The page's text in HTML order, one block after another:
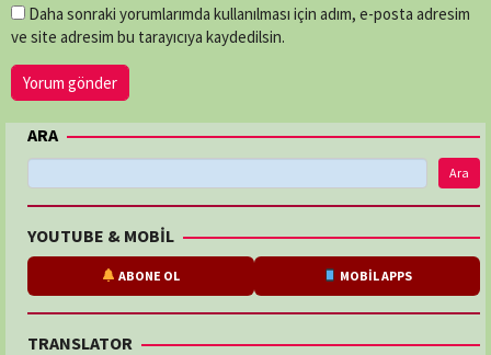
Daha sonraki yorumlarımda kullanılması için adım, e-posta adresim
ve site adresim bu tarayıcıya kaydedilsin.
ARA
Ara
YOUTUBE & MOBİL
ABONE OL MOBİL APPS
TRANSLATOR